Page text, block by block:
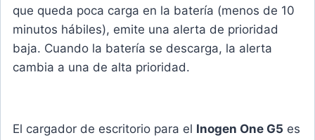
que queda poca carga en la batería (menos de 10
minutos hábiles), emite una alerta de prioridad
baja. Cuando la batería se descarga, la alerta
cambia a una de alta prioridad.
El cargador de escritorio para el Inogen One G5 es